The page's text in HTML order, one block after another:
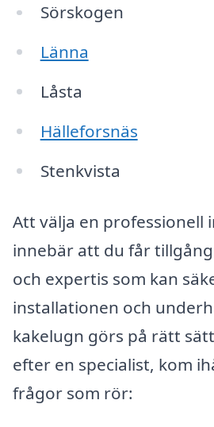
Sörskogen
Länna
Låsta
Hälleforsnäs
Stenkvista
Att välja en professionell
innebär att du får
och expertis som kan
installationen och
kakelugn görs på rätt
efter en specialist, kom
frågor som rör: